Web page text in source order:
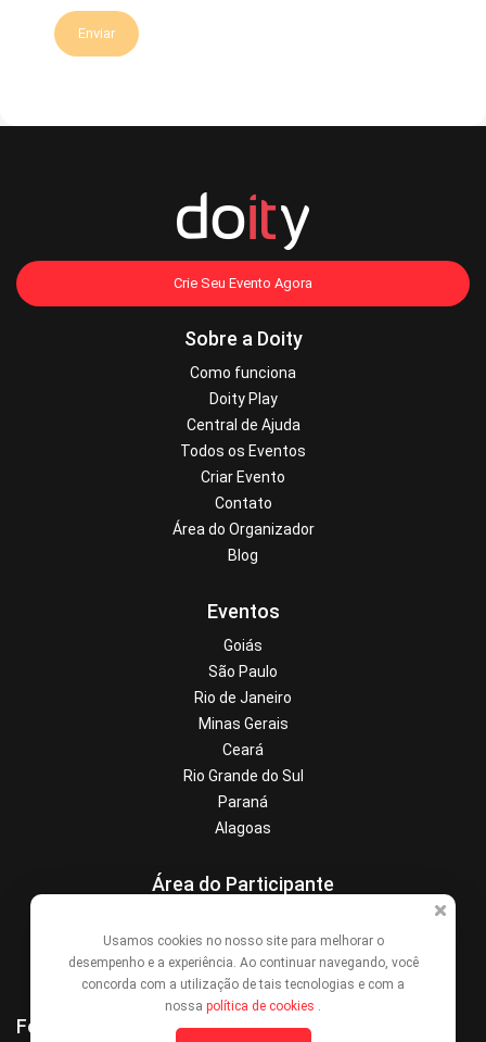
Enviar
Crie Seu Evento Agora
Sobre a Doity
Como funciona
Doity Play
Central de Ajuda
Todos os Eventos
Criar Evento
Contato
Área do Organizador
Blog
Eventos
Goiás
São Paulo
Rio de Janeiro
Minas Gerais
Ceará
Rio Grande do Sul
Paraná
Alagoas
Área do Participante
Denunciar este evento
Contato
Formas de Pagamento
Usamos cookies no nosso site para melhorar o
desempenho e a experiência. Ao continuar navegando, você
concorda com a utilização de tais tecnologias e com a
nossa política de cookies .